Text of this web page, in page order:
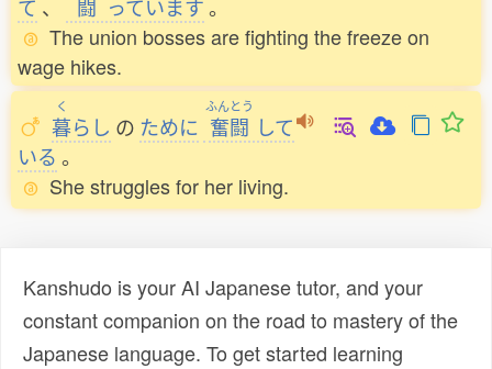
て 、 闘 っています。
The union bosses are fighting the freeze on
wage hikes.
く
暮らし の ために
ふんとう
奮闘 して
いる 。
She struggles for her living.
Kanshudo is your AI Japanese tutor, and your
constant companion on the road to mastery of the
Japanese language. To get started learning